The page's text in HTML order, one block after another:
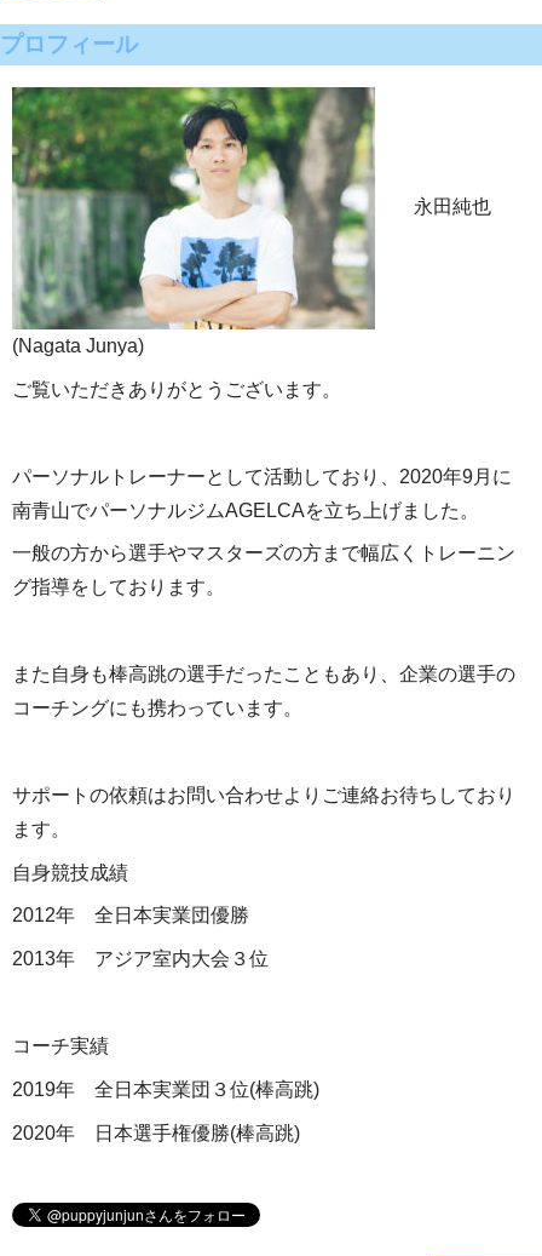
プロフィール
永田純也
(Nagata Junya)
ご覧いただきありがとうございます。
パーソナルトレーナーとして活動しており、2020年9月に
南青山でパーソナルジムAGELCAを立ち上げました。
一般の方から選手やマスターズの方まで幅広くトレーニン
グ指導をしております。
また自身も棒高跳の選手だったこともあり、企業の選手の
コーチングにも携わっています。
サポートの依頼はお問い合わせよりご連絡お待ちしており
ます。
自身競技成績
2012年 全日本実業団優勝
2013年 アジア室内大会３位
コーチ実績
2019年 全日本実業団３位(棒高跳)
2020年 日本選手権優勝(棒高跳)